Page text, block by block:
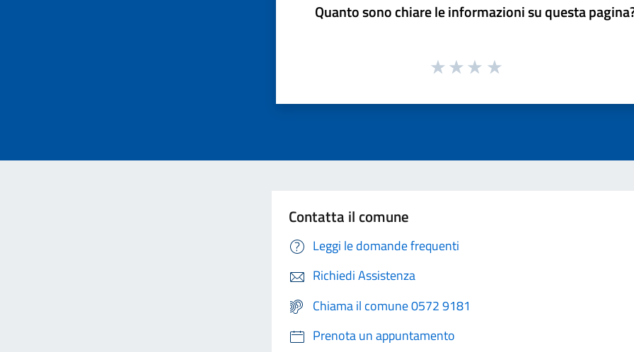
Quanto sono chiare le informazioni su questa
Contatta il comune
Leggi le domande frequenti
Richiedi Assistenza
Chiama il comune 0572 9181
Prenota un appuntamento